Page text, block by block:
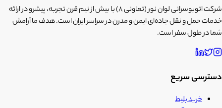
شرکت اتوبوسرانی لوان نور (تعاونی ۸) با بیش از نیم قرن تجربه، پیشرو در ارائه
خدمات حمل و نقل جاده‌ای ایمن و مدرن در سراسر ایران است. هدف ما آرامش
شما در طول سفر است.
دسترسی سریع
خرید بلیط